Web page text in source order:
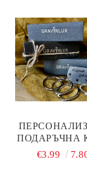
ПОДАРЪЧНА
ДОБАВИ
€3.99